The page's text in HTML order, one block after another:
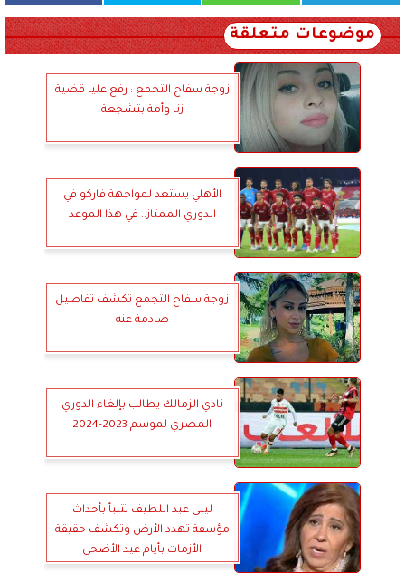
موضوعات متعلقة
زوجة سفاح التجمع : رفع عليا قضية
زنا وأمة بتشجعة
الأهلي يستعد لمواجهة فاركو في
الدوري الممتاز.. في هذا الموعد
زوجة سفاح التجمع تكشف تفاصيل
صادمة عنه
نادي الزمالك يطالب بإلغاء الدوري
المصري لموسم 2023-2024
ليلى عبد اللطيف تتنبأ بأحداث
مؤسفة تهدد الأرض وتكشف حقيقة
الأزمات بأيام عيد الأضحى